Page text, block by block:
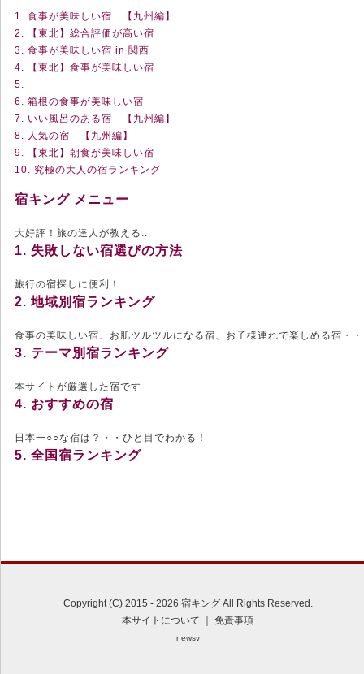
1. 食事が美味しい宿 【九州編】
2. 【東北】総合評価が高い宿
3. 食事が美味しい宿 in 関西
4. 【東北】食事が美味しい宿
5.
6. 箱根の食事が美味しい宿
7. いい風呂のある宿 【九州編】
8. 人気の宿 【九州編】
9. 【東北】朝食が美味しい宿
10. 究極の大人の宿ランキング
宿キング メニュー
大好評！旅の達人が教える..
1. 失敗しない宿選びの方法
旅行の宿探しに便利！
2. 地域別宿ランキング
食事の美味しい宿、お肌ツルツルになる宿、お子様連れで楽しめる宿・・
3. テーマ別宿ランキング
本サイトが厳選した宿です
4. おすすめの宿
日本一○○な宿は？・・ひと目でわかる！
5. 全国宿ランキング
Copyright (C) 2015 - 2026 宿キング All Rights Reserved.
本サイトについて ｜ 免責事項
newsv